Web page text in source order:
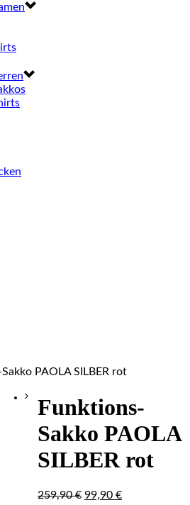
PAOLA SILBER rot
Funktions-
Sakko PAOLA
SILBER rot
259,90€ 99,90 €